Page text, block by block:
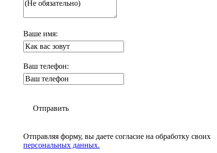
Ваше имя:
Ваш телефон:
Отправить
Отправляя форму, вы даете согласие на обработку своих
персональных данных.